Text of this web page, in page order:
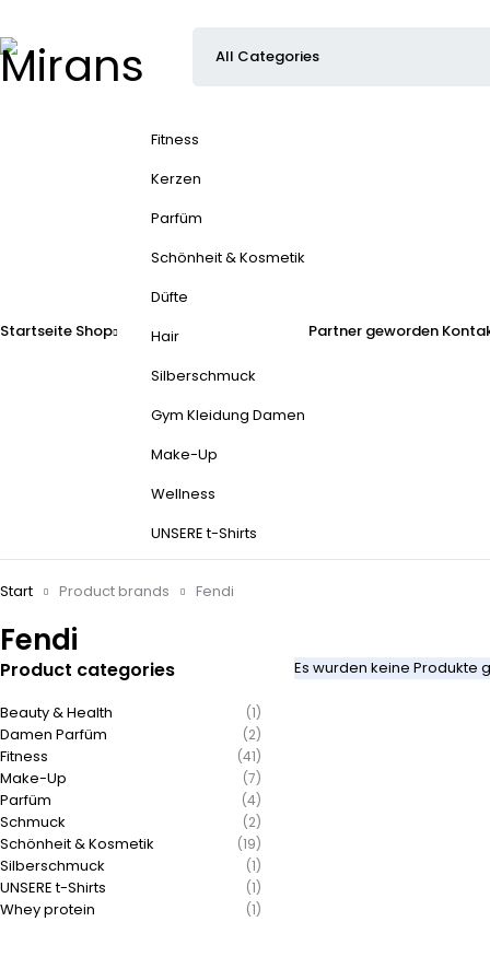
Startseite Shop
Fitness
Kerzen
Parfüm
Schönheit & Kosmetik
Düfte
Hair
Silberschmuck
Gym Kleidung Damen
Make-Up
Wellness
UNSERE t-Shirts
Partner geworden
Fendi
Start Product brands Fendi
Product categories
Beauty & Health (1)
Damen Parfüm (2)
Fitness (41)
Make-Up (7)
Parfüm (4)
Schmuck (2)
Schönheit & Kosmetik (19)
Silberschmuck (1)
UNSERE t-Shirts (1)
Whey protein (1)
Es wurden keine Produkte